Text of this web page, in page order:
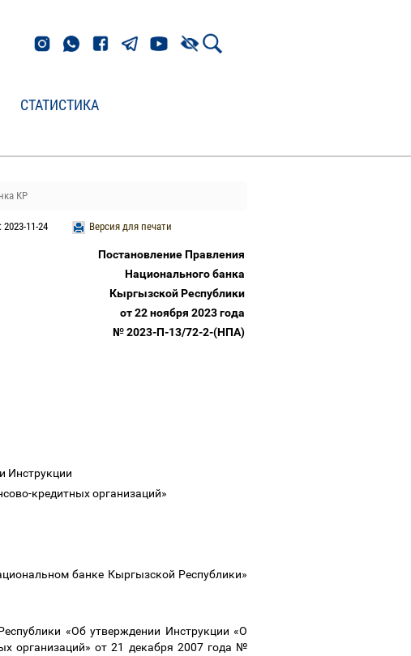
СТАТИСТИКА
КР
Версия для печати
11-24
Постановление Правления
Национального банка
Кыргызской Республики
от 22 ноября 2023 года
№ 2023-П-13/72-2-(НПА)
Инструкции
кредитных организаций»
банке Кыргызской Республики»
«Об утверждении Инструкции «О
организаций» от 21 декабря 2007 года №